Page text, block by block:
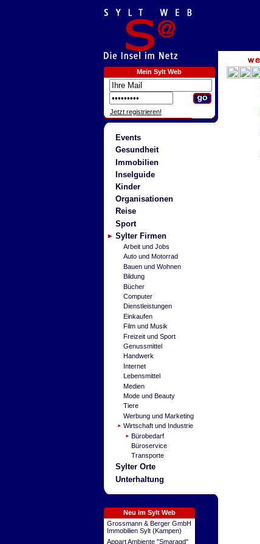
Mein Sylt Web
Jetzt registrieren!
Events
Gesundheit
Immobilien
Inselguide
Kinder
Organisationen
Reise
Sport
Sylter Firmen
Arbeit und Jobs
Auto und Motorrad
Bauen und Wohnen
Bildung
Bücher
Computer
Dienstleistungen
Einkaufen
Film und Musik
Freizeit und Sport
Genussmittel
Handwerk
Internet
Lebensmittel
Medien
Mode und Beauty
Tiere
Werbung und Marketing
Wirtschaft und Industrie
Bürobedarf
Büroservice
Transporte
Sylter Orte
Unterhaltung
Neu im Sylt Web
Grossmann & Berger GmbH
Immobilien Sylt (Kampen)
Appart Ambiente "Smaragd"